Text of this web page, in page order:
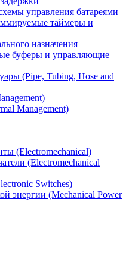
управления батареями
таймеры и
назначения
буферы и управляющие
(Pipe, Tubing, Hose and
Management)
(Electromechanical)
(Electromechanical
Switches)
энергии (Mechanical Power